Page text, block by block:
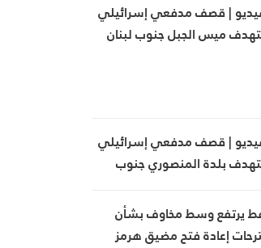
| قصف مدفعي إسرائيلي
ميس الجبل جنوب لبنان
| قصف مدفعي إسرائيلي
بلدة المنصوري جنوب
يرتفع وسط مخاوف بشأن
إعادة فتح مضيق هرمز